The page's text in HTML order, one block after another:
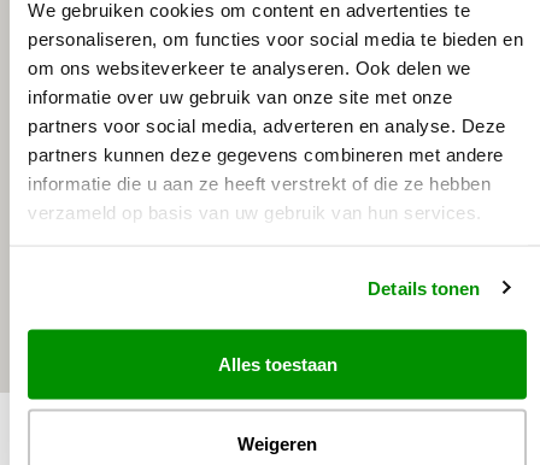
We gebruiken cookies om content en advertenties te
personaliseren, om functies voor social media te bieden en
om ons websiteverkeer te analyseren. Ook delen we
informatie over uw gebruik van onze site met onze
partners voor social media, adverteren en analyse. Deze
partners kunnen deze gegevens combineren met andere
informatie die u aan ze heeft verstrekt of die ze hebben
verzameld op basis van uw gebruik van hun services.
Details tonen
Alles toestaan
Weigeren